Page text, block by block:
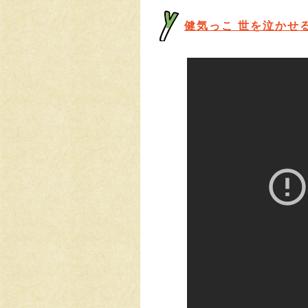
健気っこ 世を泣かせ